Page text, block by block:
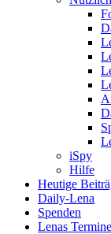
iSpy
Hilfe
Heutige
Daily-Lena
Spenden
Lenas Termine